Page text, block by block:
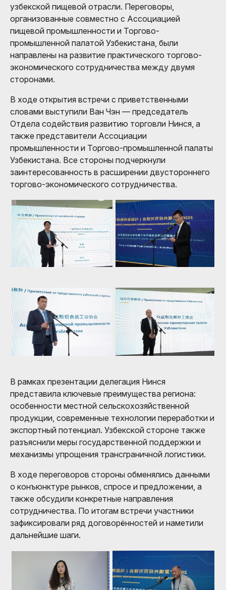
узбекской пищевой отрасли. Переговоры,
организованные совместно с Ассоциацией
пищевой промышленности и Торгово-
промышленной палатой Узбекистана, были
направлены на развитие практического торгово-
экономического сотрудничества между двумя
сторонами.
В ходе открытия встречи с приветственными
словами выступили Ван Чэн — председатель
Отдела содействия развитию торговли Нинся, а
также представители Ассоциации
промышленности и Торгово-промышленной палаты
Узбекистана. Все стороны подчеркнули
заинтересованность в расширении двустороннего
торгово-экономического сотрудничества.
В рамках презентации делегация Нинся
представила ключевые преимущества региона:
особенности местной сельскохозяйственной
продукции, современные технологии переработки и
экспортный потенциал. Узбекской стороне также
разъяснили меры государственной поддержки и
механизмы упрощения трансграничной логистики.
В ходе переговоров стороны обменялись данными
о конъюнктуре рынков, спросе и предложении, а
также обсудили конкретные направления
сотрудничества. По итогам встречи участники
зафиксировали ряд договорённостей и наметили
дальнейшие шаги.